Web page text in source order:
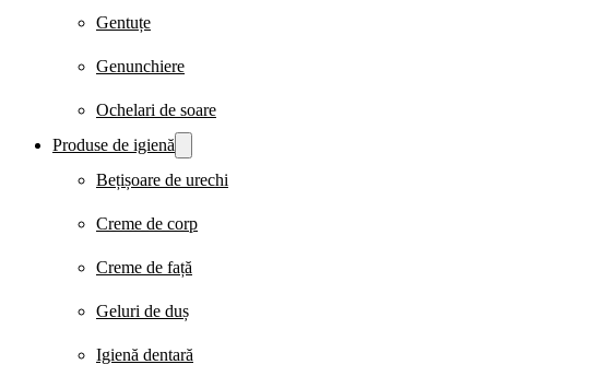
Gentuțe
Genunchiere
Ochelari de soare
Produse de igienă
Bețișoare de urechi
Creme de corp
Creme de față
Geluri de duș
Igienă dentară